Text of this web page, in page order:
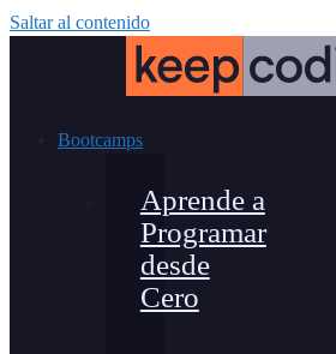
Saltar al contenido
Bootcamps
Aprende a
Programar
desde
Cero